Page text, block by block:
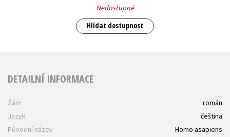
Nedostupné
Hlídat dostupnost
DETAILNÍ INFORMACE
Žánr
román
Jazyk
čeština
Původní název
Homo asapiens